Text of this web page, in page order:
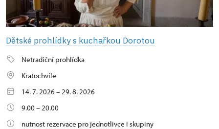
Dětské prohlídky s kuchařkou Dorotou
Netradiční prohlídka
Kratochvíle
14. 7. 2026 – 29. 8. 2026
9.00 – 20.00
nutnost rezervace pro jednotlivce i skupiny